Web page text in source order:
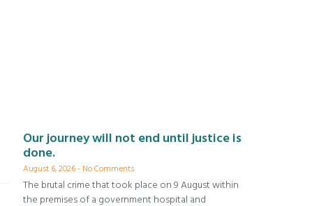
Our journey will not end until justice is
done.
August 6, 2026 No Comments
The brutal crime that took place on 9 August within
the premises of a government hospital and